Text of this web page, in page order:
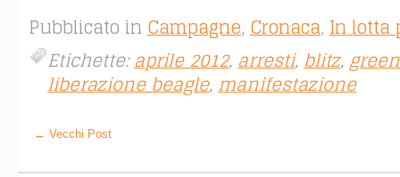
Pubblicato in Campagne, Cronaca, In lotta
Etichette:aprile 2012,arresti,blitz,
liberazione beagle,manifestazione
← Vecchi Post